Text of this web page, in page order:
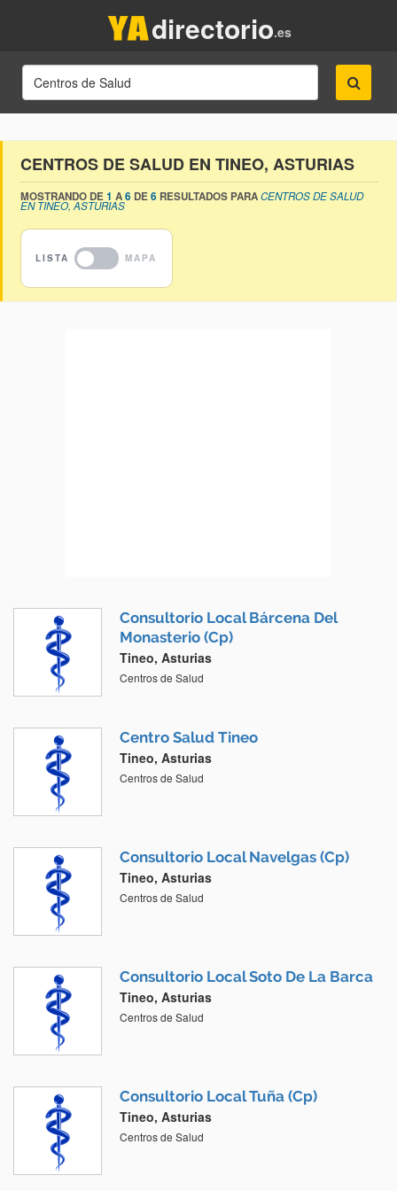
.es
directorio
CENTROS DE SALUD EN TINEO, ASTURIAS
MOSTRANDO DE1 A6 DE6 RESULTADOS PARACENTROS DE SALUD
EN TINEO, ASTURIAS
Consultorio Local Bárcena Del
Monasterio (Cp)
Tineo, Asturias
Centros de Salud
Centro Salud Tineo
Tineo, Asturias
Centros de Salud
Consultorio Local Navelgas (Cp)
Tineo, Asturias
Centros de Salud
Consultorio Local Soto De La Barca
Tineo, Asturias
Centros de Salud
Consultorio Local Tuña (Cp)
Tineo, Asturias
Centros de Salud